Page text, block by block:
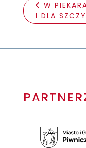
W
I DLA